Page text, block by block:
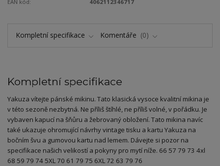
EAN kód:
4062112346717
Kompletní specifikace Komentáře 0
Kompletní specifikace
Yakuza vítejte pánské mikinu. Tato klasická vysoce kvalitní mikina je
v této sezoně nezbytná. Ne příliš štíhlé, ne příliš volné, v pořádku. Je
vybaven kapucí na šňůru a žebrovaný obložení. Tato mikina navíc
také ukazuje ohromující návrhy vintage tisku a kartu Yakuza na
bočním švu a gumovou kartu nad lemem. Dávejte si pozor na
specifikace našich velikostí a pokyny pro mytí níže. 66 57 79 73 4xl
68 59 79 74 5XL 70 61 79 75 6XL 72 63 79 76